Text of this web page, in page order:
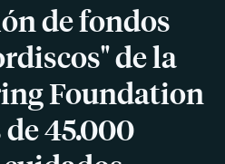
de fondos
de la
Foundation
45.000